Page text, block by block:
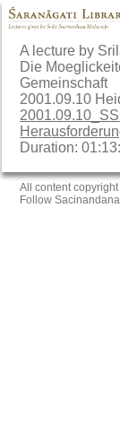
A lecture by
Die
Gemeinschaft
2001.09.10
Duration:
All content
Follow